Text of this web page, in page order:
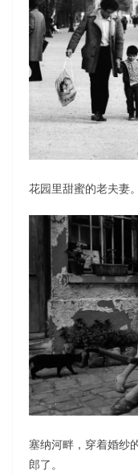
花园里甜蜜的老夫妻。
塞纳河畔，穿着婚纱
郎了。